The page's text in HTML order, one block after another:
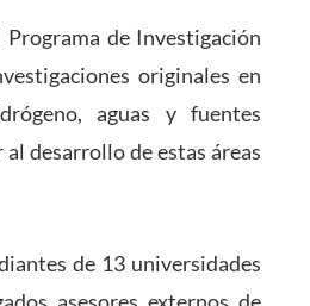
de Investigación
originales en
aguas y fuentes
desarrollo de estas áreas
de 13 universidades